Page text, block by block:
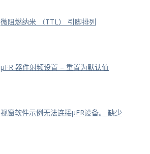
微阻燃纳米 （TTL） 引脚排列
μFR 器件射频设置 – 重置为默认值
视窗软件示例无法连接μFR设备。 缺少